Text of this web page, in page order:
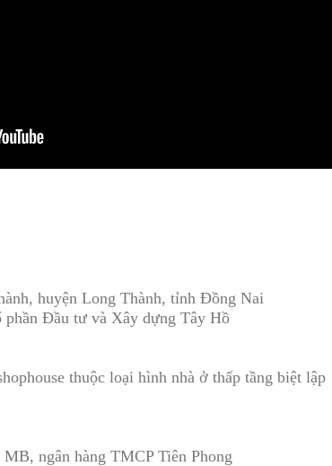
huyện Long Thành, tỉnh Đồng Nai
phần Đầu tư và Xây dựng Tây Hồ
thuộc loại hình nhà ở thấp tầng biệt lập
ngân hàng TMCP Tiên Phong